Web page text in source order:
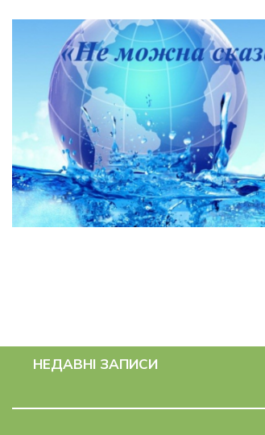
НЕДАВНІ ЗАПИСИ